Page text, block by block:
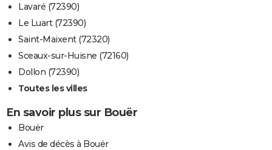
Lavaré (72390)
Le Luart (72390)
Saint-Maixent (72320)
Sceaux-sur-Huisne (72160)
Dollon (72390)
Toutes les villes
En savoir plus sur Bouër
Bouër
Avis de décès à Bouër